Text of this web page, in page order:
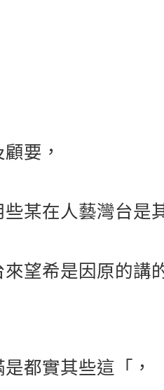
要，
些某在人藝灣台是
來望希是因原的講
都實其些這「，